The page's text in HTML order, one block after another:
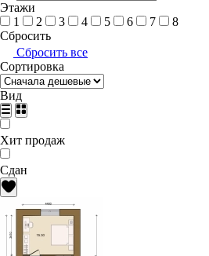
Этажи
1
2 3 4 5 6 7
8
Сбросить
Сбросить все
Сортировка
Вид
Хит продаж
Сдан